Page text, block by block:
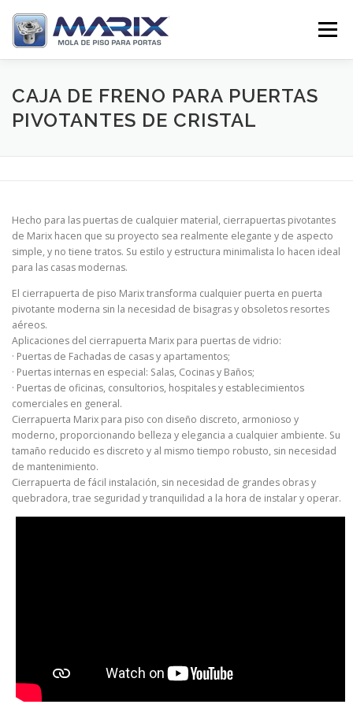
para
Menu
SOBRE PRODUTOS TV MARIX
CAJA DE FRENO PARA PUERTAS
PIVOTANTES DE CRISTAL
Hecho para las puertas de cualquier material, cierrapuertas pivotantes
de Marix hacen que su proyecto sea realmente elegante y de aspecto
simple, y no tiene tratos. Su estilo y estructura minimalista lo hacen ideal
para las casas modernas.
El cierrapuerta de piso Marix transforma cualquier puerta en puerta
pivotante moderna sin la necesidad de bisagras y obsoletos resortes
aéreos.
Aplicaciones del cierrapuerta Marix para puertas de vidrio:
· Puertas de Fachadas de casas y apartamentos;
· Puertas internas en especial: Salas, Cocinas y Baños;
· Puertas de oficinas, consultorios, hospitales y establecimientos
comerciales en general.
Cierrapuerta Marix para piso con diseño discreto, armonioso y
moderno, proporcionando belleza y elegancia a cualquier ambiente. Su
tamaño reducido es discreto y al mismo tiempo robusto, sin necesidad
de mantenimiento.
Cierrapuerta de fácil instalación, sin necesidad de grandes obras y
quebradora, trae seguridad y tranquilidad a la hora de instalar y operar.